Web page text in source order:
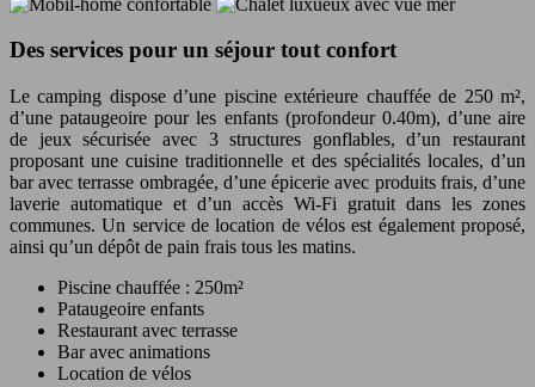
Des services pour un séjour tout confort
Le camping dispose d’une piscine extérieure chauffée de 250 m²,
d’une pataugeoire pour les enfants (profondeur 0.40m), d’une aire
de jeux sécurisée avec 3 structures gonflables, d’un restaurant
proposant une cuisine traditionnelle et des spécialités locales, d’un
bar avec terrasse ombragée, d’une épicerie avec produits frais, d’une
laverie automatique et d’un accès Wi-Fi gratuit dans les zones
communes. Un service de location de vélos est également proposé,
ainsi qu’un dépôt de pain frais tous les matins.
Piscine chauffée : 250m²
Pataugeoire enfants
Restaurant avec terrasse
Bar avec animations
Location de vélos